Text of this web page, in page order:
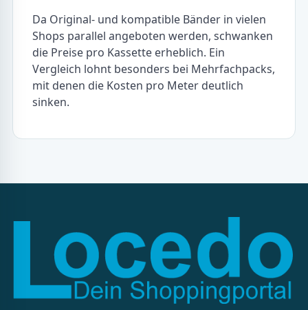
Da Original- und kompatible Bänder in vielen
Shops parallel angeboten werden, schwanken
die Preise pro Kassette erheblich. Ein
Vergleich lohnt besonders bei Mehrfachpacks,
mit denen die Kosten pro Meter deutlich
sinken.